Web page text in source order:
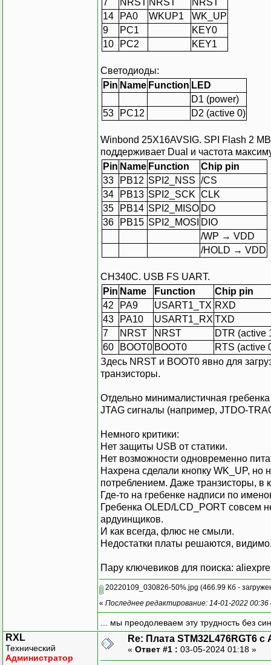
14
PA0 WKUP1
WK_UP
9
PC1
KEY0
10
PC2 KEY1
Светодиоды:
Pin Name Function LED
D1 (power)
53
PC12 D2 (active 0)
Winbond 25X16AVSIG. SPI Flash 2
поддерживает Dual и частота
Pin Name Function
Chip pin
33
PB12 SPI2_NSS /CS
34
PB13 SPI2_SCK CLK
35
PB14 SPI2_MISO DO
36
PB15 SPI2_MOSI DIO
/WP → VDD
/HOLD → VDD
CH340C. USB FS UART.
Pin Name Function
Chip pin
42
PA9 USART1_TX RXD
43
PA10 USART1_RX TXD
7
NRST NRST
DTR (active
60
BOOT0 BOOT0
RTS (active
Здесь NRST и BOOT0 явно для
транзисторы.
Отдельно минималистичная
JTAG сигналы (например, JTDO-
Немного критики:
Нет защиты USB от статики.
Нет возможности одновременно
Нахрена сделали кнопку WK_UP, но
потреблением. Даже транзисторы, в
Где-то на гребенке надписи по
Гребенка OLED/LCD_PORT совсем
ардуинщиков.
И как всегда, флюс не смыли.
Недостатки платы решаются,
Пару ключевиков для поиска:
20220109_030826-50%.jpg (466.99 Кб -
« Последнее редактирование: 14-01-2022
... мы преодолеваем эту трудность без
RXL
Технический
Администратор
Re: Плата STM32L476RGT6
« Ответ #1 : 03-05-2024 01:18 »